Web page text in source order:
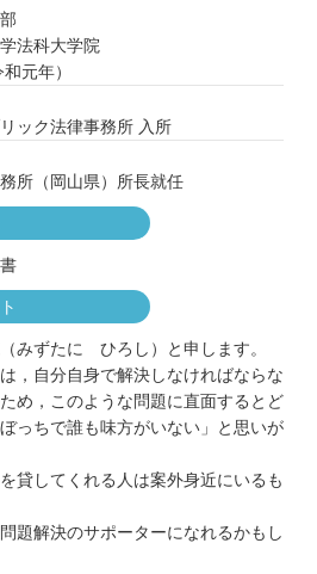
法科大学院
元年）
ック法律事務所 入所
所（岡山県）所長就任
みずたに ひろし）と申します。
，自分自身で解決しなければならな
め，このような問題に直面するとど
っちで誰も味方がいない」と思いが
貸してくれる人は案外身近にいるも
題解決のサポーターになれるかもし